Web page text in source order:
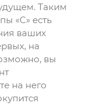
Таким
«С» есть
ваших
на
вы
на него